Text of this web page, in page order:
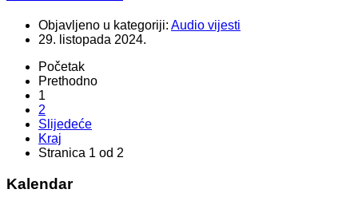
Objavljeno u kategoriji: Audio vijesti
29. listopada 2024.
Početak
Prethodno
1
2
Slijedeće
Kraj
Stranica 1 od 2
Kalendar